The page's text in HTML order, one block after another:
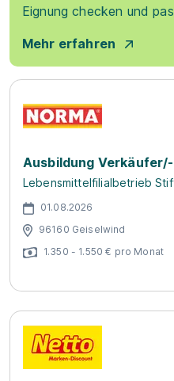
Eignung checken und
Mehr erfahren
Ausbildung
Lebensmittelfilialbetrieb
01.08.2026
96160 Geiselwind
1.350 - 1.550 € pro Monat